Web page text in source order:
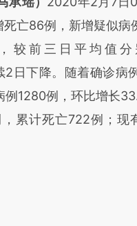
亡86例，新增疑似病
较前三日平均值分
日下降。随着确诊病
1280例，环比增长
累计死亡722例；现